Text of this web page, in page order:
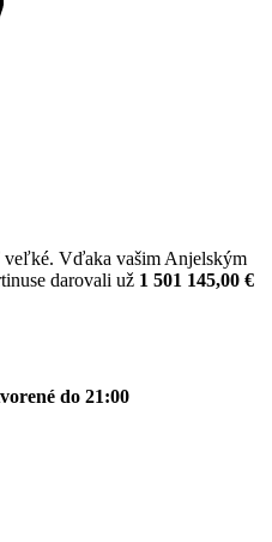
Vďaka vašim Anjelským
darovali už 1 501 145,00 €
do 21:00